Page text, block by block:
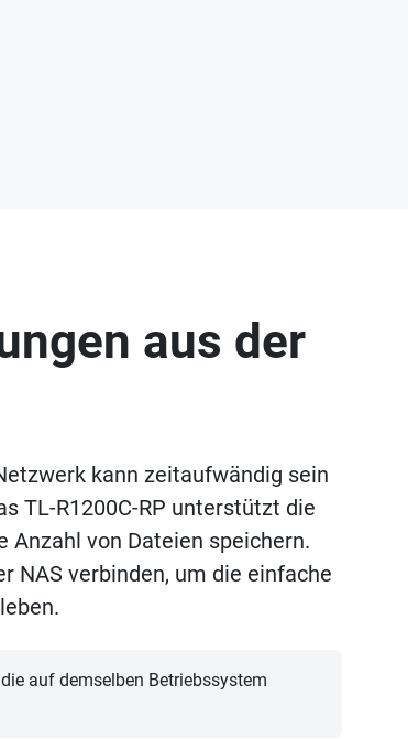
aus der
kann zeitaufwändig sein
TL-R1200C-RP unterstützt die
Anzahl von Dateien speichern.
NAS verbinden, um die einfache
auf demselben Betriebssystem